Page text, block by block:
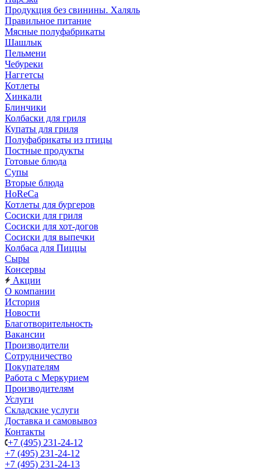
Продукция без свинины. Халяль
Правильное питание
Мясные полуфабрикаты
Шашлык
Пельмени
Чебуреки
Наггетсы
Котлеты
Хинкали
Блинчики
Колбаски для гриля
Купаты для гриля
Полуфабрикаты из птицы
Постные продукты
Готовые блюда
Супы
Вторые блюда
HoReCa
Котлеты для бургеров
Сосиски для гриля
Сосиски для хот-догов
Сосиски для выпечки
Колбаса для Пиццы
Сыры
Консервы
Акции
О компании
История
Новости
Благотворительность
Вакансии
Производители
Сотрудничество
Покупателям
Работа с Меркурием
Производителям
Услуги
Складские услуги
Доставка и самовывоз
Контакты
+7 (495) 231-24-12
+7 (495) 231-24-12
+7 (495) 231-24-13